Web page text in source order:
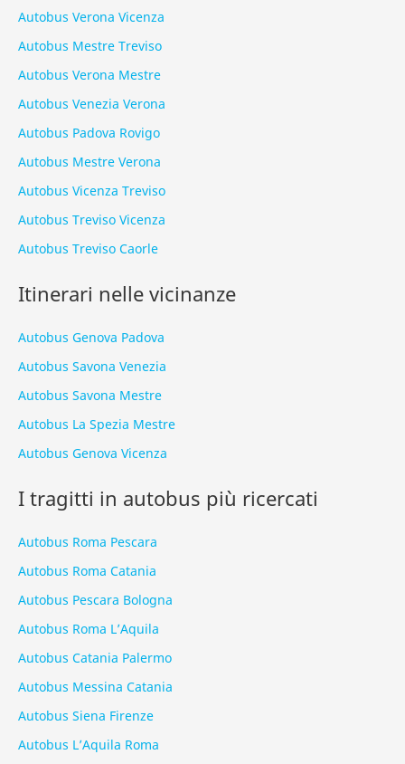
Autobus Verona Vicenza
Autobus Mestre Treviso
Autobus Verona Mestre
Autobus Venezia Verona
Autobus Padova Rovigo
Autobus Mestre Verona
Autobus Vicenza Treviso
Autobus Treviso Vicenza
Autobus Treviso Caorle
Itinerari nelle vicinanze
Autobus Genova Padova
Autobus Savona Venezia
Autobus Savona Mestre
Autobus La Spezia Mestre
Autobus Genova Vicenza
I tragitti in autobus più ricercati
Autobus Roma Pescara
Autobus Roma Catania
Autobus Pescara Bologna
Autobus Roma L’Aquila
Autobus Catania Palermo
Autobus Messina Catania
Autobus Siena Firenze
Autobus L’Aquila Roma